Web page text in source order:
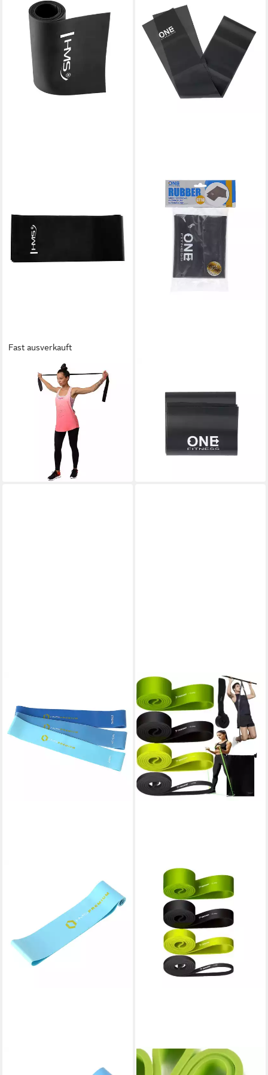
Fast ausverkauft
Trainingsband Fitnessband
Pilatesband 25 kg, Ideal zur
Kräftigung von Armen,
Beinen, Rücken und Core
25,90 €
lieferbar - in 4-5 Werktagen bei dir
Homegym, Fördert Kraft,
Ausdauer, Flexibilität und
Beweglichkeit
lieferbar - in 4-5 Werktagen bei dir
TRIZAND
Trainingsbänder